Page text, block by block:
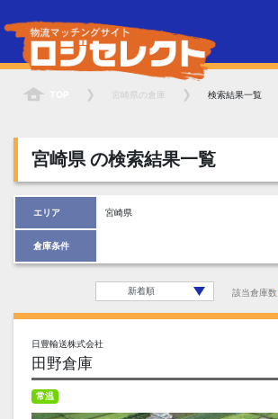
宮崎県 の倉庫 検索結果一覧
宮崎県の検索結果一覧
エリア 宮崎県
倉庫条件
該当倉庫数
日豊輸送株式会社
田野倉庫
常温